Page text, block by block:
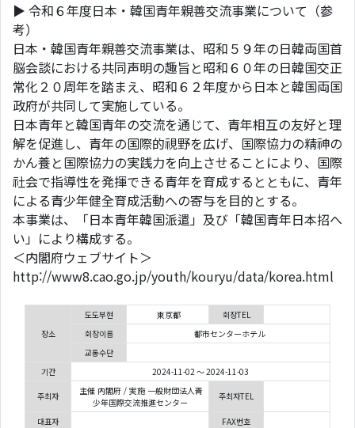
▶ 令和６年度日本・韓国青年親善交流事業について（参
考）
日本・韓国青年親善交流事業は、昭和５９年の日韓両国首
脳会談における共同声明の趣旨と昭和６０年の日韓国交正
常化２０周年を踏まえ、昭和６２年度から日本と韓国両国
政府が共同して実施している。
日本青年と韓国青年の交流を通じて、青年相互の友好と理
解を促進し、青年の国際的視野を広げ、国際協力の精神の
かん養と国際協力の実践力を向上させることにより、国際
社会で指導性を発揮できる青年を育成するとともに、青年
による青少年健全育成活動への寄与を目的とする。
本事業は、「日本青年韓国派遣」及び「韓国青年日本招へ
い」により構成する。
＜内閣府ウェブサイト＞
http://www8.cao.go.jp/youth/kouryu/data/korea.html
장소
도도부현 東京都
회장TEL
회장이름
都市センターホテル
교통수단
기간
2024-11-02 ～ 2024-11-03
주최자
主催 内閣府 / 実施 一般財団法人青
少年国際交流推進センター
주최자TEL
대표자
FAX번호